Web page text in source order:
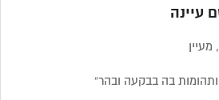
עיינה
ותהומות בה בבקעה ובהר”